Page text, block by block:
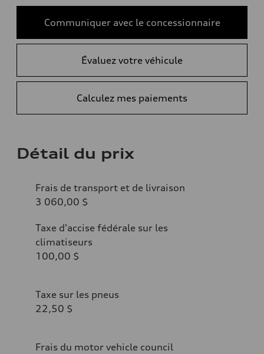
Communiquer avec le concessionnaire
Évaluez votre véhicule
Calculez mes paiements
Détail du prix
Frais de transport et de livraison
3 060,00 $
Taxe d'accise fédérale sur les
climatiseurs
100,00 $
Taxe sur les pneus
22,50 $
Frais du motor vehicle council